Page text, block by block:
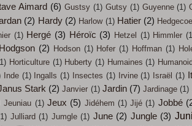
Aimard (6) Gustsy (1) Gutsy (1) Guyenne (1)
(2) Hardy (2) Harlow (1) Hatier (2) Hedgecoe
(1) Hergé (3) Héroïc (3) Hetzel (1) Himmler
Hodgson (2) Hodson (1) Hofer (1) Hoffman (1)
Horticulture (1) Huberty (1) Humaines (1)
Inde (1) Ingalls (1) Insectes (1) Irvine (1) Israël (1)
Stark (2) Janvier (1) Jardin (7) Jardinage (1)
Jeuniau (1) Jeux (5) Jidéhem (1) Jijé (1) Jobbé
Julliard (1) Jumgle (1) June (2) Jungle (3)